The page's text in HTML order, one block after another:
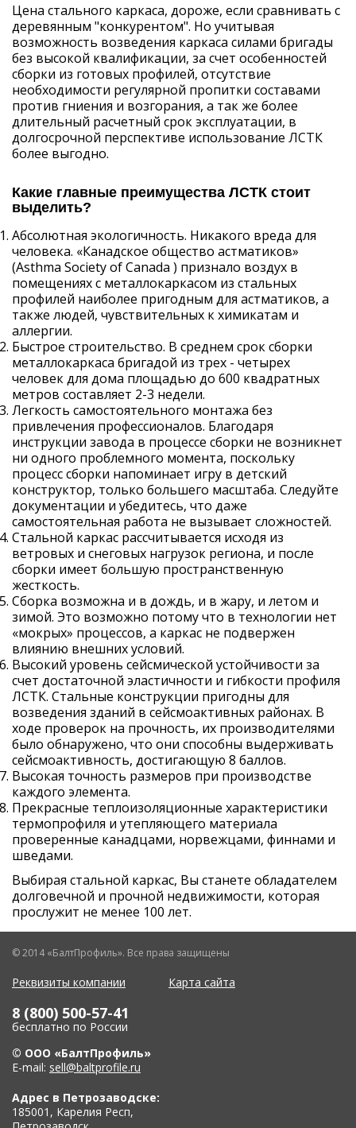
Цена стального каркаса, дороже, если сравнивать с
деревянным "конкурентом". Но учитывая
возможность возведения каркаса силами бригады
без высокой квалификации, за счет особенностей
сборки из готовых профилей, отсутствие
необходимости регулярной пропитки составами
против гниения и возгорания, а так же более
длительный расчетный срок эксплуатации, в
долгосрочной перспективе использование ЛСТК
более выгодно.
Какие главные преимущества ЛСТК стоит
выделить?
Абсолютная экологичность. Никакого вреда для
человека. «Канадское общество астматиков»
(Asthma Society of Canada ) признало воздух в
помещениях с металлокаркасом из стальных
профилей наиболее пригодным для астматиков, а
также людей, чувствительных к химикатам и
аллергии.
Быстрое строительство. В среднем срок сборки
металлокаркаса бригадой из трех - четырех
человек для дома площадью до 600 квадратных
метров составляет 2-3 недели.
Легкость самостоятельного монтажа без
привлечения профессионалов. Благодаря
инструкции завода в процессе сборки не возникнет
ни одного проблемного момента, поскольку
процесс сборки напоминает игру в детский
конструктор, только большего масштаба. Следуйте
документации и убедитесь, что даже
самостоятельная работа не вызывает сложностей.
Стальной каркас рассчитывается исходя из
ветровых и снеговых нагрузок региона, и после
сборки имеет большую пространственную
жесткость.
Сборка возможна и в дождь, и в жару, и летом и
зимой. Это возможно потому что в технологии нет
«мокрых» процессов, а каркас не подвержен
влиянию внешних условий.
Высокий уровень сейсмической устойчивости за
счет достаточной эластичности и гибкости профиля
ЛСТК. Стальные конструкции пригодны для
возведения зданий в сейсмоактивных районах. В
ходе проверок на прочность, их производителями
было обнаружено, что они способны выдерживать
сейсмоактивность, достигающую 8 баллов.
Высокая точность размеров при производстве
каждого элемента.
Прекрасные теплоизоляционные характеристики
термопрофиля и утепляющего материала
проверенные канадцами, норвежцами, финнами и
шведами.
Выбирая стальной каркас, Вы станете обладателем
долговечной и прочной недвижимости, которая
прослужит не менее 100 лет.
© 2014 «БалтПрофиль». Все права защищены
Реквизиты компании Карта сайта
8 (800) 500-57-41
бесплатно по России
© ООО «БалтПрофиль»
E-mail: sell@baltprofile.ru
Адрес в Петрозаводске:
185001, Карелия Респ,